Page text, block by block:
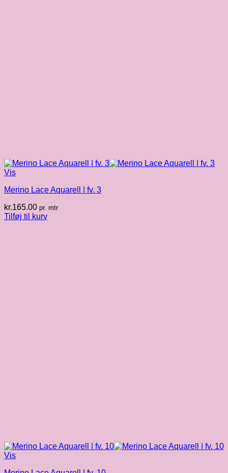
Vis
Merino Lace Aquarell | fv. 3
kr.165.00 pr. mtr
Tilføj til kurv
Vis